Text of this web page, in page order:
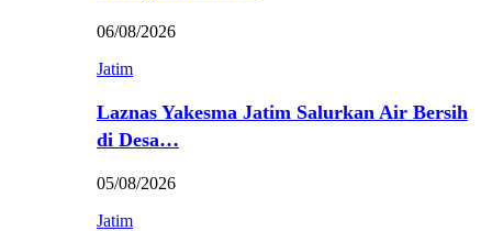
06/08/2026
Jatim
Laznas Yakesma Jatim Salurkan Air Bersih
di Desa…
05/08/2026
Jatim